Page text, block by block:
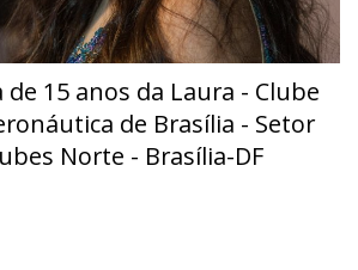
de 15 anos da Laura - Clube
de Brasília - Setor
Norte - Brasília-DF